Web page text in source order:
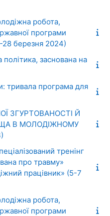
робота,
програми
березня 2024)
заснована на
тривала програма для
ЗГУРТОВАНОСТІ Й
В МОЛОДІЖНОМУ
тренінг
про травму»
працівник» (5-7
робота,
програми